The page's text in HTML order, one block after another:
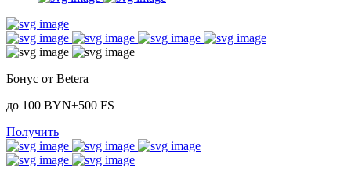
Бонус от Betera
до 100 BYN+500 FS
Получить